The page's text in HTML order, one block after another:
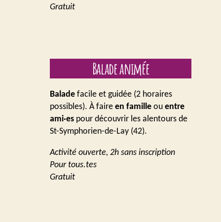
Gratuit
Balade animée
Balade facile et guidée (2 horaires
possibles). À faire en famille ou entre
ami·espour découvrir les alentours de
St-Symphorien-de-Lay (42).
Activité ouverte, 2h sans inscription
Pour tous.tes
Gratuit